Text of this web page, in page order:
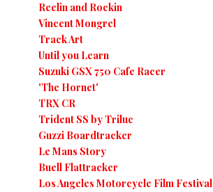
Reelin and Rockin
Vincent Mongrel
Track Art
Until you Learn
Suzuki GSX 750 Cafe Racer
'The Hornet'
TRX CR
Trident SS by Triluc
Guzzi Boardtracker
Le Mans Story
Buell Flattracker
Los Angeles Motorcycle Film Festival